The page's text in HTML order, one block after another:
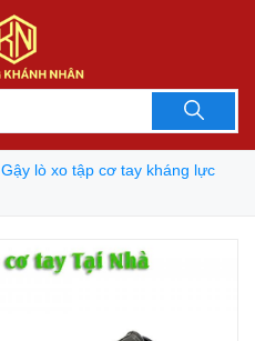
Gậy lò xo tập cơ tay kháng lực